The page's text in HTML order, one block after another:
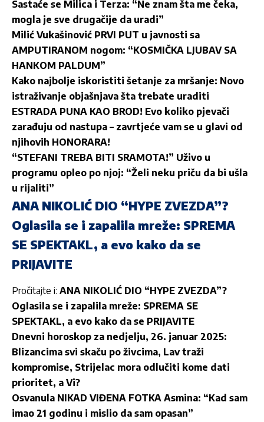
Sastaće se Milica i Terza: “Ne znam šta me čeka,
mogla je sve drugačije da uradi”
Milić Vukašinović PRVI PUT u javnosti sa
AMPUTIRANOM nogom: “KOSMIČKA LJUBAV SA
HANKOM PALDUM”
Kako najbolje iskoristiti šetanje za mršanje: Novo
istraživanje objašnjava šta trebate uraditi
ESTRADA PUNA KAO BROD! Evo koliko pjevači
zarađuju od nastupa – zavrtjeće vam se u glavi od
njihovih HONORARA!
“STEFANI TREBA BITI SRAMOTA!” Uživo u
programu opleo po njoj: “Želi neku priču da bi ušla
u rijaliti”
ANA NIKOLIĆ DIO “HYPE ZVEZDA”?
Oglasila se i zapalila mreže: SPREMA
SE SPEKTAKL, a evo kako da se
PRIJAVITE
Pročitajte i: ANA NIKOLIĆ DIO “HYPE ZVEZDA”?
Oglasila se i zapalila mreže: SPREMA SE
SPEKTAKL, a evo kako da se PRIJAVITE
Dnevni horoskop za nedjelju, 26. januar 2025:
Blizancima svi skaču po živcima, Lav traži
kompromise, Strijelac mora odlučiti kome dati
prioritet, a Vi?
Osvanula NIKAD VIĐENA FOTKA Asmina: “Kad sam
imao 21 godinu i mislio da sam opasan”